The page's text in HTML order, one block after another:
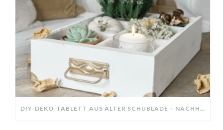
DIY-DEKO-TABLETT AUS ALTER SCHUBLADE – NACHHALTIGE HERBSTDEKO SELBER MACHEN!